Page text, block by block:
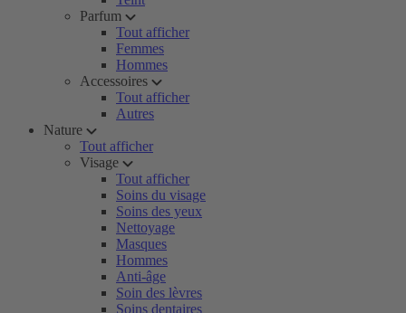
Parfum
Tout afficher
Femmes
Hommes
Accessoires
Tout afficher
Autres
Nature
Tout afficher
Visage
Tout afficher
Soins du visage
Soins des yeux
Nettoyage
Masques
Hommes
Anti-âge
Soin des lèvres
Soins dentaires